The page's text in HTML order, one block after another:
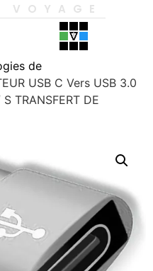
VOYAGE
de
USB C Vers USB 3.0
TRANSFERT DE